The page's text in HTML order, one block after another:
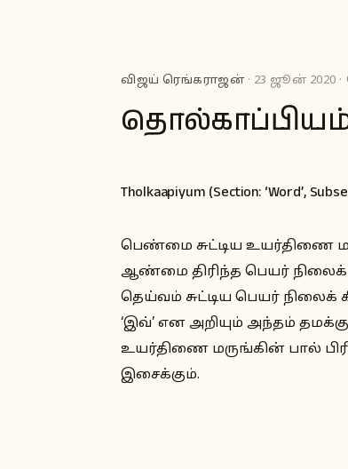
விஜய் ரெங்கராஜன்· 23 ஜூன் 2020
Tholkaapiyum (Section: ‘Word’,
பெண்மை சுட்டிய உயர்திணை
ஆண்மை திரிந்த பெயர் நிலைக்
தெய்வம் சுட்டிய பெயர் நிலைக்
‘இவ்’ என அறியும் அந்தம்
உயர்திணை மருங்கின் பால்
இசைக்கும்.